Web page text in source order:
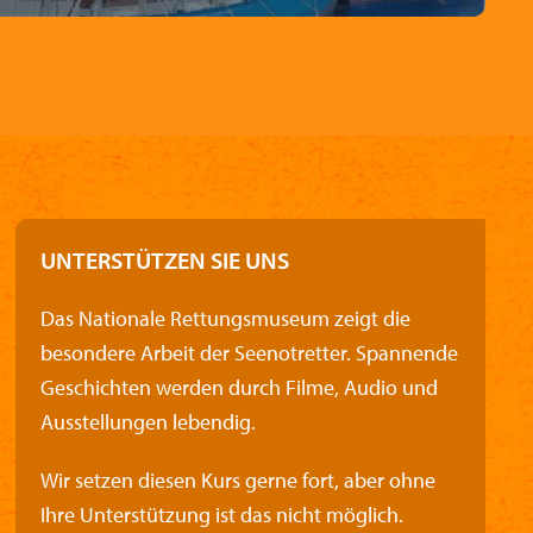
UNTERSTÜTZEN SIE UNS
Das Nationale Rettungsmuseum zeigt die
besondere Arbeit der Seenotretter. Spannende
Geschichten werden durch Filme, Audio und
Ausstellungen lebendig.
Wir setzen diesen Kurs gerne fort, aber ohne
Ihre Unterstützung ist das nicht möglich.